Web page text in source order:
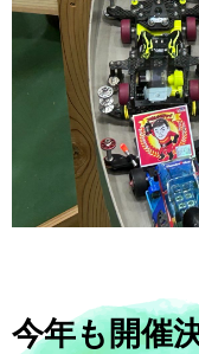
今年も開催